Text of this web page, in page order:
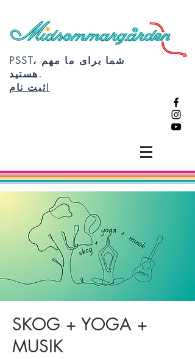
PSST، شما برای ما مهم
هستید.
ثبت نام!
SKOG + YOGA +
MUSIK